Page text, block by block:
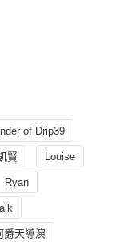
of Drip39
賢 Louise
Ryan
爵天導演